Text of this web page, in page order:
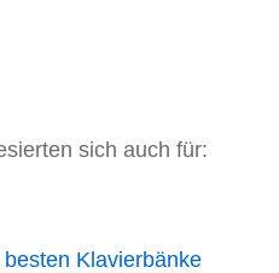
sich auch für:
besten Klavierbänke